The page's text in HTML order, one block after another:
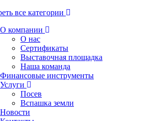
все категории
О компании
О нас
Сертификаты
Выставочная площадка
Наша команда
Финансовые инструменты
Услуги
Посев
Вспашка земли
Новости